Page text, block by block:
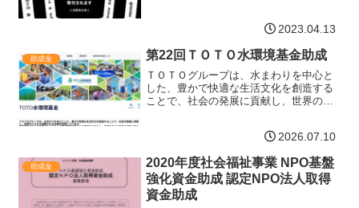
す。申請につきましては、以下の内容お
チラ】
2023.04.13
助成金 第22回ＴＯＴＯ水環境基金助成
ＴＯＴＯグループは、水まわりを中心と
した、豊かで快適な生活文化を創造する
ことで、社会の発展に貢献し、世界の
企業の事業活動による貢献だけでなく、
コチラ】
2026.07.10
助成金
2020年度社会福祉事業 NPO基盤
強化資金助成 認定NPO法人取得
資金助成